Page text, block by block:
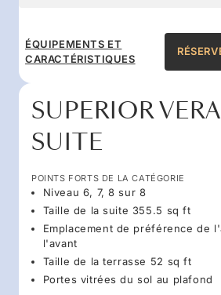
ÉQUIPEMENTS ET
CARACTÉRISTIQUES
SUPERIOR
SUITE
POINTS FORTS DE LA CATÉGORIE
Niveau 6, 7, 8 sur 8
Taille de la suite 355.5 sq ft
Emplacement de préférence de
l'avant
Taille de la terrasse 52 sq ft
Portes vitrées du sol au plafond